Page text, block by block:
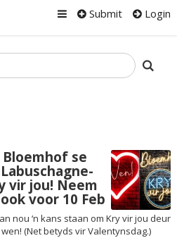
Submit Login
Bloemhof se
vir jou! Neem
voor 10 Feb
nou ‘n kans staan om Kry vir jou deur
(Net betyds vir Valentynsdag.)